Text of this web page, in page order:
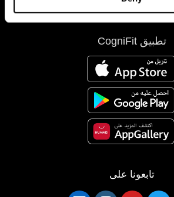
تطبيق CogniFit
تابعونا على